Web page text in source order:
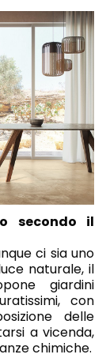
secondo il
ci sia uno
naturale, il
giardini
con
delle
a vicenda,
chimiche.